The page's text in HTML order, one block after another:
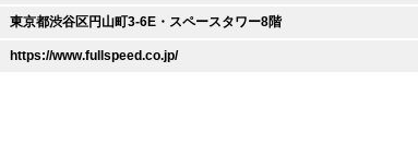
東京都渋谷区円山町3-6E・スペースタワー8階
https://www.fullspeed.co.jp/